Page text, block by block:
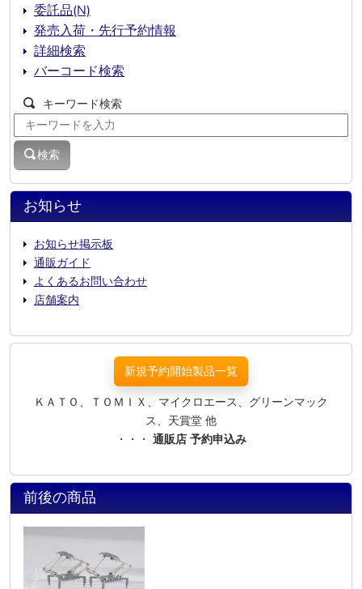
お知らせ
お知らせ掲示板
通販ガイド
よくあるお問い合わせ
店舗案内
委託品(N)
発売入荷・先行予約情報
詳細検索
バーコード検索
キーワード検索
検索
新規予約開始製品一覧
ＫＡＴＯ、ＴＯＭＩＸ、マイクロエース、グリーンマック
ス、天賞堂 他
・・・ 通販店 予約申込み
前後の商品